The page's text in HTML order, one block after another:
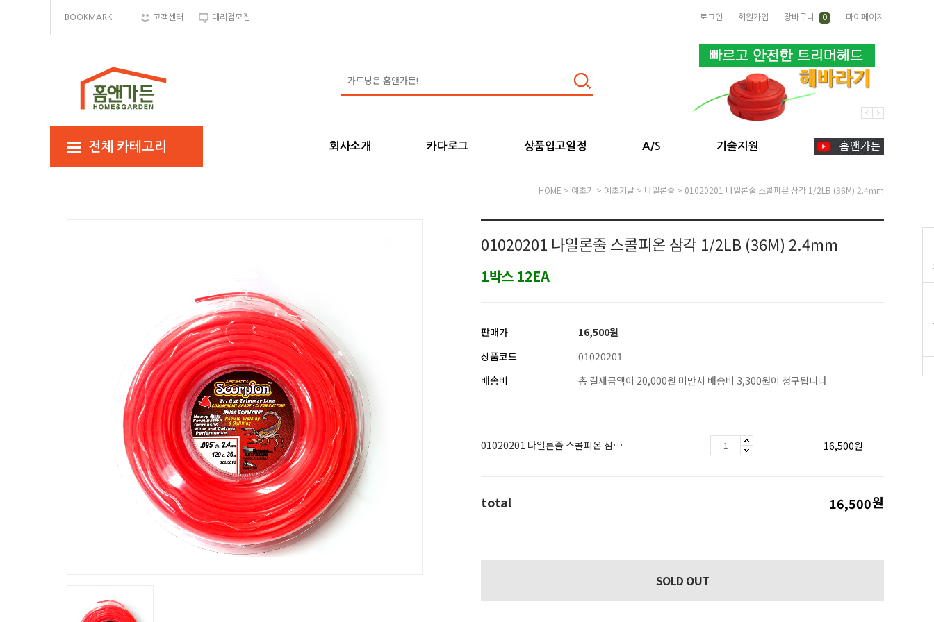
BOOKMARK 고객센터 대리점모집 로그인 회원가입 장바구니 0 마이페이지
전체 카테고리 회사소개 카다로그 상품입고일정 A/S 기술지원
HOME > 예초기 > 예초기날 > 나일론줄 > 01020201 나일론줄 스콜피온 삼각 1/2LB (36M) 2.4mm
01020201 나일론줄 스콜피온 삼각 1/2LB (36M) 2.4mm
1박스 12EA
판매가 16,500원
상품코드
01020201
배송비
총 결제금액이 20,000원 미만시 배송비 3,300원이 청구됩니다.
01020201 나일론줄 스콜피온 삼각 1/2LB (36M) 2.4mm 16,500원
total 16,500원
SOLD OUT